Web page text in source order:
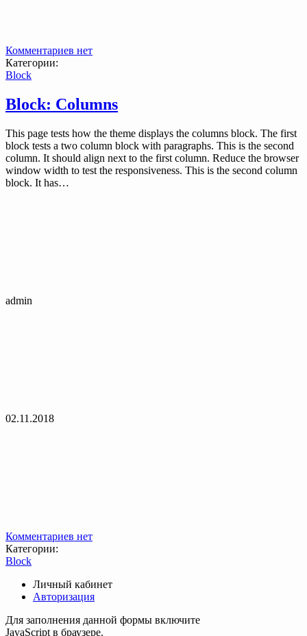
Комментариев нет
Категории:
Block
Block: Columns
This page tests how the theme displays the columns block. The first
block tests a two column block with paragraphs. This is the second
column. It should align next to the first column. Reduce the browser
window width to test the responsiveness. This is the second column
block. It has…
admin
02.11.2018
Комментариев нет
Категории:
Block
Личный кабинет
Авторизация
Для заполнения данной формы включите
JavaScript в браузере.